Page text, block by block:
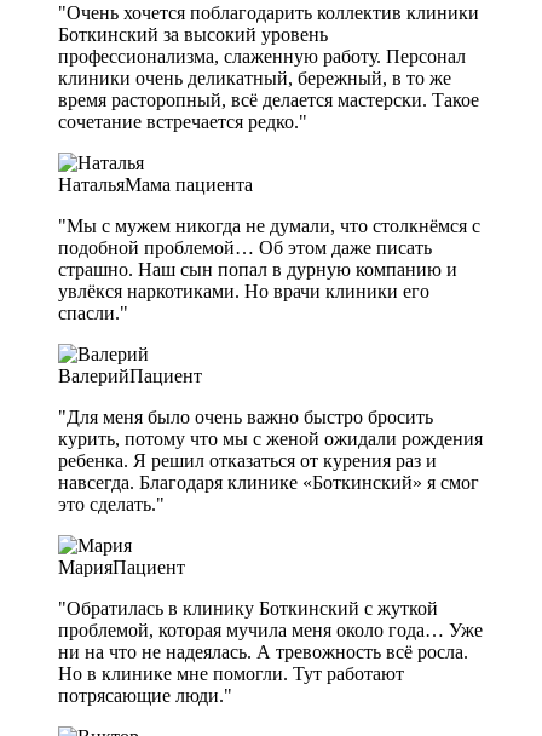
"Очень хочется поблагодарить коллектив клиники
Боткинский за высокий уровень
профессионализма, слаженную работу. Персонал
клиники очень деликатный, бережный, в то же
время расторопный, всё делается мастерски. Такое
сочетание встречается редко."
НатальяМама пациента
"Мы с мужем никогда не думали, что столкнёмся с
подобной проблемой… Об этом даже писать
страшно. Наш сын попал в дурную компанию и
увлёкся наркотиками. Но врачи клиники его
спасли."
ВалерийПациент
"Для меня было очень важно быстро бросить
курить, потому что мы с женой ожидали рождения
ребенка. Я решил отказаться от курения раз и
навсегда. Благодаря клинике «Боткинский» я смог
это сделать."
МарияПациент
"Обратилась в клинику Боткинский с жуткой
проблемой, которая мучила меня около года… Уже
ни на что не надеялась. А тревожность всё росла.
Но в клинике мне помогли. Тут работают
потрясающие люди."